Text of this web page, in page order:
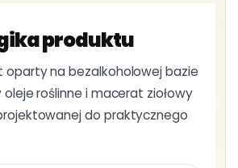
produktu
oparty na bezalkoholowej bazie
oleje roślinne i macerat ziołowy
do praktycznego